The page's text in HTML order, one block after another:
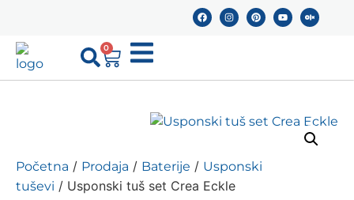
0
Početna / Prodaja / Baterije / Usponski
tuševi / Usponski tuš set Crea Eckle